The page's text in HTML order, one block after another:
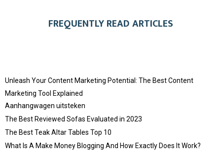
FREQUENTLY READ ARTICLES
Unleash Your Content Marketing Potential: The Best Content
Marketing Tool Explained
Aanhangwagen uitsteken
The Best Reviewed Sofas Evaluated in 2023
The Best Teak Altar Tables Top 10
What Is A Make Money Blogging And How Exactly Does It Work?